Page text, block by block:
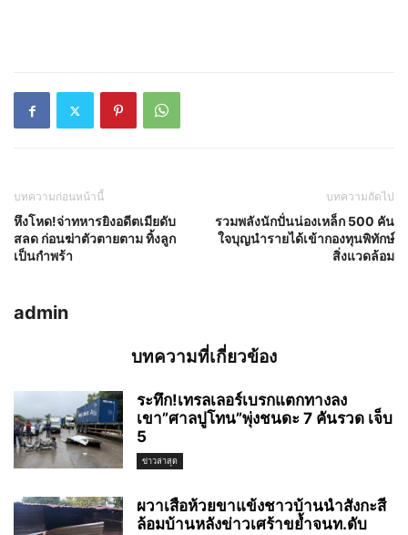
บทความก่อนหน้านี้
หึงโหด!จ่าทหารยิงอดีตเมียดับ
สลด ก่อนฆ่าตัวตายตาม ทิ้งลูก
เป็นกำพร้า
บทความถัดไป
รวมพลังนักปั่นน่องเหล็ก 500 คัน
ใจบุญนำรายได้เข้ากองทุนพิทักษ์
สิ่งแวดล้อม
admin
บทความที่เกี่ยวข้อง
ระทึก!เทรลเลอร์เบรกแตกทางลง
เขา”ศาลปูโทน”พุ่งชนดะ 7 คันรวด เจ็บ
5
ข่าวล่าสุด
ผวาเสือห้วยขาแข้งชาวบ้านนำสังกะสี
ล้อมบ้านหลังข่าวเศร้าขย้ำจนท.ดับ